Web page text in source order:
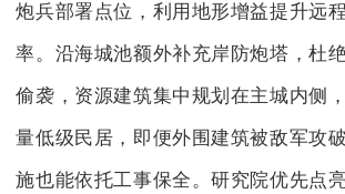
炮兵部署点位，利用地形增益提升远
率。沿海城池额外补充岸防炮塔，杜
偷袭，资源建筑集中规划在主城内侧
量低级民居，即便外围建筑被敌军攻
施也能依托工事保全。研究院优先点